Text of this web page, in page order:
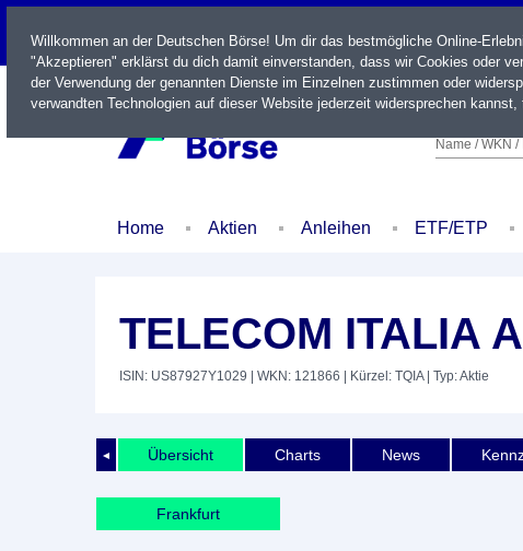
LIVE
Name / WKN /
Home Aktien Anleihen ETF/ETP
TELECOM ITALIA
ISIN: US87927Y1029 | WKN: 121866 | Kürzel: TQIA| Typ: Aktie
◄ Übersicht Charts News
Frankfurt
Willkommen an der Deutschen Börse! Um dir das bestmögliche Online-
"Akzeptieren" erklärst du dich damit einverstanden, dass wir Cookies oder
der Verwendung der genannten Dienste im Einzelnen zustimmen oder
verwandten Technologien auf dieser Website jederzeit widersprechen